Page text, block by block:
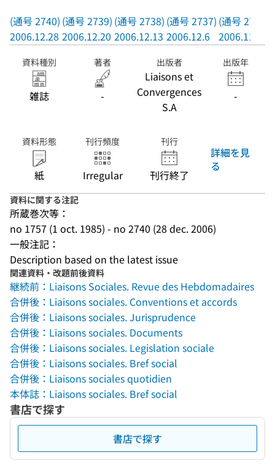
(通号 2740)
2006.12.28
(通号 2739)
2006.12.20
(通号 2738)
2006.12.13
(通号 2737)
2006.12.6
(通号 2736)
2006.11.29
資料種別
雑誌
著者
-
出版者
Liaisons et
Convergences
S.A
出版年
-
資料形態
紙
刊行頻度
Irregular
刊行
刊行終了
詳細を見
る
資料に関する注記
所蔵巻次等：
no 1757 (1 oct. 1985) - no 2740 (28 dec. 2006)
一般注記：
Description based on the latest issue
関連資料・改題前後資料
継続前：Liaisons Sociales. Revue des Hebdomadaires
合併後：Liaisons sociales. Conventions et accords
合併後：Liaisons sociales. Jurisprudence
合併後：Liaisons sociales. Documents
合併後：Liaisons sociales. Legislation sociale
合併後：Liaisons sociales. Bref social
合併後：Liaisons sociales quotidien
本体誌：Liaisons sociales. Bref social
書店で探す
書店で探す